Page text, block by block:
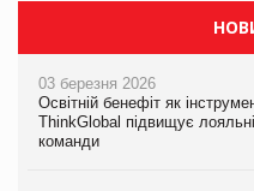
03 березня 2026
Освітній бенефіт як
ThinkGlobal підвищує
команди